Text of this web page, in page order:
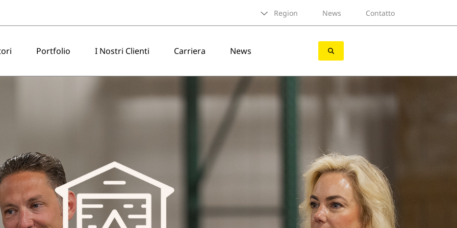
Region News Contatto
Portfolio I Nostri Clienti Carriera News